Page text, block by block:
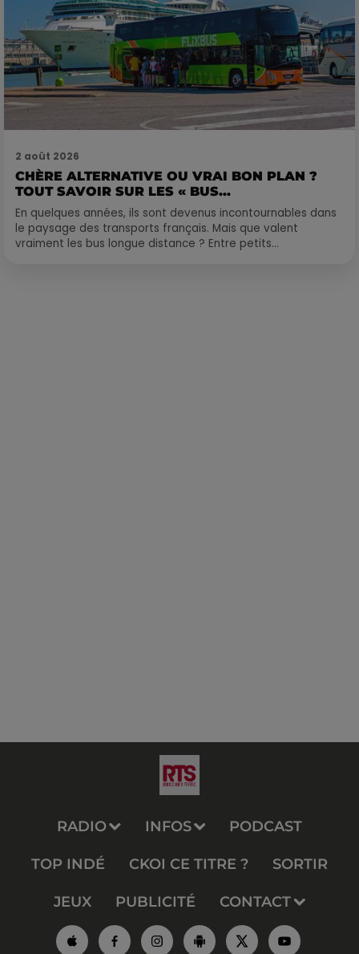
2 août 2026
CHÈRE ALTERNATIVE OU VRAI BON PLAN ?
TOUT SAVOIR SUR LES « BUS...
En quelques années, ils sont devenus incontournables dans
le paysage des transports français. Mais que valent
vraiment les bus longue distance ? Entre petits...
RADIO INFOS PODCAST
TOP INDÉ CKOI CE TITRE ? SORTIR
JEUX PUBLICITÉ CONTACT